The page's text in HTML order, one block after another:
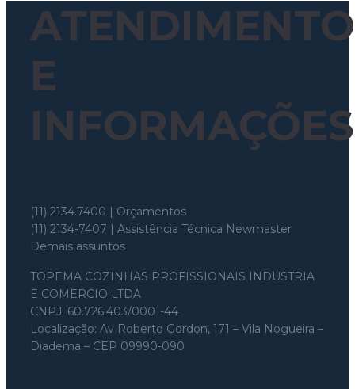
ATENDIMENTO
E
INFORMAÇÕES
(11) 2134.7400 | Orçamentos
(11) 2134-7407 | Assistência Técnica Newmaster
Demais assuntos
TOPEMA COZINHAS PROFISSIONAIS INDUSTRIA
E COMERCIO LTDA
CNPJ: 60.726.403/0001-44
Localização: Av Roberto Gordon, 171 – Vila Nogueira –
Diadema – CEP 09990-090